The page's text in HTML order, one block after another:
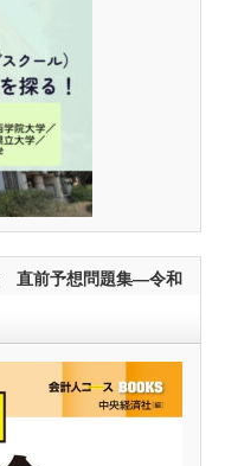
直前予想問題集―令和